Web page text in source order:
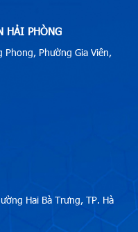
HẢI PHÒNG
Phường Gia Viên,
Hai Bà Trưng, TP. Hà